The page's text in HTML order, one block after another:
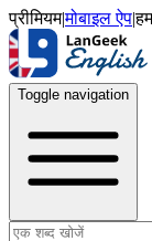
प्रीमियम|मोबाइल ऐप|
Toggle navigation